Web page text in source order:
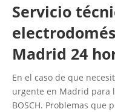
Servicio
Madrid 24
En el caso de que
urgente en Madrid para
BOSCH. Problemas que